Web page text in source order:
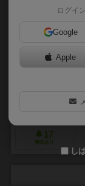
誰とでも対等に戦
２人対戦専用。
の一辺にお互いの
か、左のどちらか
松本 テルオ（
エポック社（
17
興味あり
ログイ
Google
Apple
し